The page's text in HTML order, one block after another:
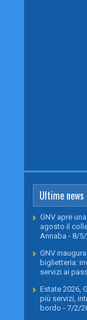
Ultime news
GNV apre
agosto il
Annaba - 8/
GNV
biglietteria:
servizi ai
Estate 2026,
più servizi,
bordo - 7/2/